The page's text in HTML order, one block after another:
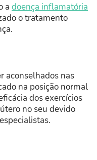
a doença inflamatória
o tratamento
aconselhados nas
na posição normal
dos exercícios
no seu devido